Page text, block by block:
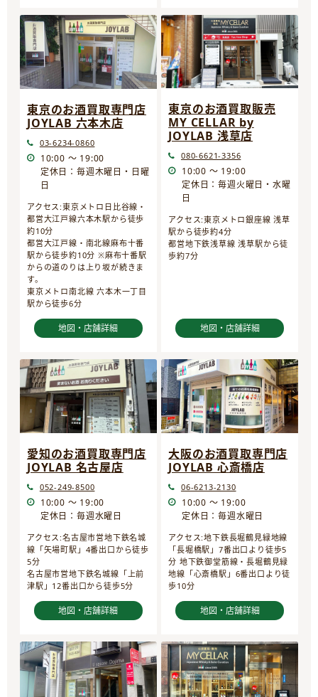
東京のお酒買取専門店
JOYLAB 六本木店
03-6234-0860
10:00 ～ 19:00
定休日：毎週木曜日・日曜
日
アクセス:東京メトロ日比谷線・
都営大江戸線六本木駅から徒歩
約10分
都営大江戸線・南北線麻布十番
駅から徒歩約10分 ※麻布十番駅
からの道のりは上り坂が続きま
す。
東京メトロ南北線 六本木一丁目
駅から徒歩6分
地図・店舗詳細
東京のお酒買取販売
MY CELLAR by
JOYLAB 浅草店
080-6621-3356
10:00 ～ 19:00
定休日：毎週火曜日・水曜
日
アクセス:東京メトロ銀座線 浅草
駅から徒歩約4分
都営地下鉄浅草線 浅草駅から徒
歩約7分
地図・店舗詳細
愛知のお酒買取専門店
JOYLAB 名古屋店
052-249-8500
10:00 ～ 19:00
定休日：毎週水曜日
アクセス:名古屋市営地下鉄名城
線「矢場町駅」4番出口から徒歩
5分
名古屋市営地下鉄名城線「上前
津駅」12番出口から徒歩5分
地図・店舗詳細
大阪のお酒買取専門店
JOYLAB 心斎橋店
06-6213-2130
10:00 ～ 19:00
定休日：毎週水曜日
アクセス:地下鉄長堀鶴見緑地線
「長堀橋駅」7番出口より徒歩5
分 地下鉄御堂筋線・長堀鶴見緑
地線「心斎橋駅」6番出口より徒
歩10分
地図・店舗詳細